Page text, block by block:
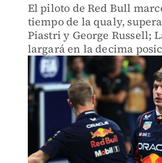
El piloto de Red Bull
tiempo de la qualy,
Piastri y George Russell;
largará en la decima
estrellarse en una curva.